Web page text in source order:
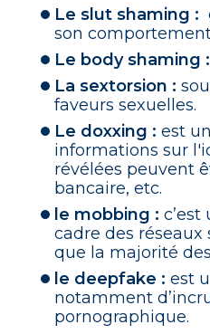
Le slut shaming :
son
Le body shaming :
La sextorsion :
faveurs sexuelles.
Le doxxing : est
informations sur
révélées peuvent
bancaire, etc.
le mobbing :
cadre des
que la majorité
le deepfake : est
notamment
pornographique.